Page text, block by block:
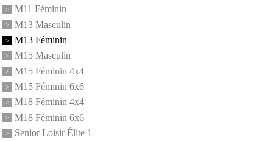
M11 Féminin
M13 Masculin
M13 Féminin
M15 Masculin
M15 Féminin 4x4
M15 Féminin 6x6
M18 Féminin 4x4
M18 Féminin 6x6
Senior Loisir Élite 1